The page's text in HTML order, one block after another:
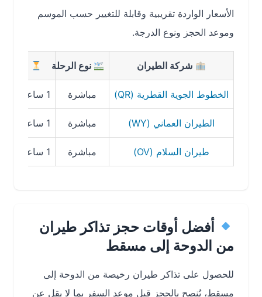
الأسعار الواردة تقريبية وقابلة للتغيير حسب الموسم
وموعد الحجز ونوع الدرجة.
شركة الطيران نوع الرحلة مدة الرحلة
الخطوط الجوية القطرية (QR) مباشرة 1 ساعة و40 دقيقة
الطيران العماني (WY) مباشرة 1 ساعة و45 دقيقة
طيران السلام (OV) مباشرة 1 ساعة و50 دقيقة
أفضل أوقات حجز تذاكر طيران
من الدوحة إلى مسقط
للحصول على تذاكر طيران رخيصة من الدوحة إلى
مسقط، يُنصح بالحجز قبل موعد السفر بما لا يقل عن